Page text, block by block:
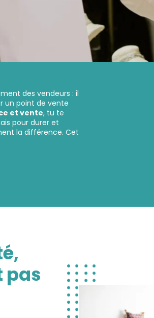
des vendeurs : il
un point de vente
et vente, tu te
pour durer et
la différence. Cet
pas